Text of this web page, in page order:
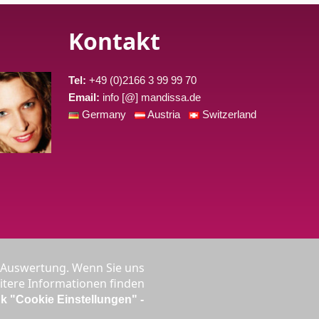
Kontakt
Tel: +49 (0)2166 3 99 99 70
Email: info [@] mandissa.de
Germany
Austria Switzerland
Wenn Sie uns
Informationen finden
"Cookie Einstellungen" -